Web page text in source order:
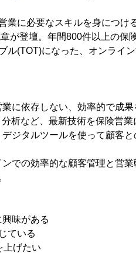
業に必要なスキルを身につけ
が登壇。年間800件以上の保
ル(TOT)になった、オンライ
に依存しない、効率的で成
析など、最新技術を保険営
ジタルツールを使って顧客
での効率的な顧客管理と営
味がある
ている
上げたい